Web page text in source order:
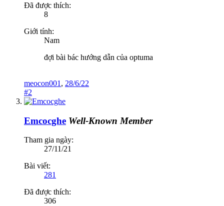
Đã được thích:
8
Giới tính:
Nam
đợi bài bác hướng dẫn của optuma
meocon001 , 28/6/22
#2
Emcocghe Well-Known Member
Tham gia ngày:
27/11/21
Bài viết:
281
Đã được thích:
306